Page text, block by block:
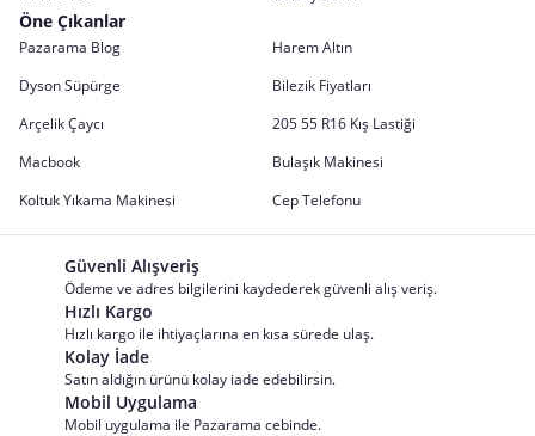
Öne Çıkanlar
Pazarama Blog
Harem Altın
Dyson Süpürge
Bilezik Fiyatları
Arçelik Çaycı
205 55 R16 Kış Lastiği
Macbook
Bulaşık Makinesi
Koltuk Yıkama Makinesi
Cep Telefonu
Güvenli Alışveriş
Ödeme ve adres bilgilerini kaydederek güvenli alış veriş.
Hızlı Kargo
Hızlı kargo ile ihtiyaçlarına en kısa sürede ulaş.
Kolay İade
Satın aldığın ürünü kolay iade edebilirsin.
Mobil Uygulama
Mobil uygulama ile Pazarama cebinde.